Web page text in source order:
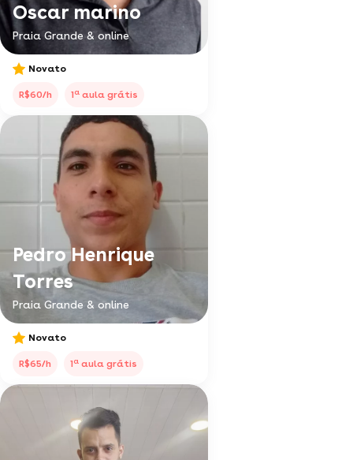
Oscar marino
Praia Grande & online
Novato
R$60/h 1a aula grátis
Pedro Henrique
Torres
Praia Grande & online
Novato
R$65/h 1a aula grátis